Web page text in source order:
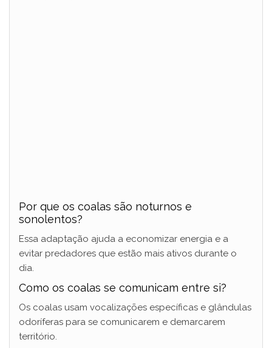
Por que os coalas são noturnos e
sonolentos?
Essa adaptação ajuda a economizar energia e a
evitar predadores que estão mais ativos durante o
dia.
Como os coalas se comunicam entre si?
Os coalas usam vocalizações específicas e glândulas
odoríferas para se comunicarem e demarcarem
território.